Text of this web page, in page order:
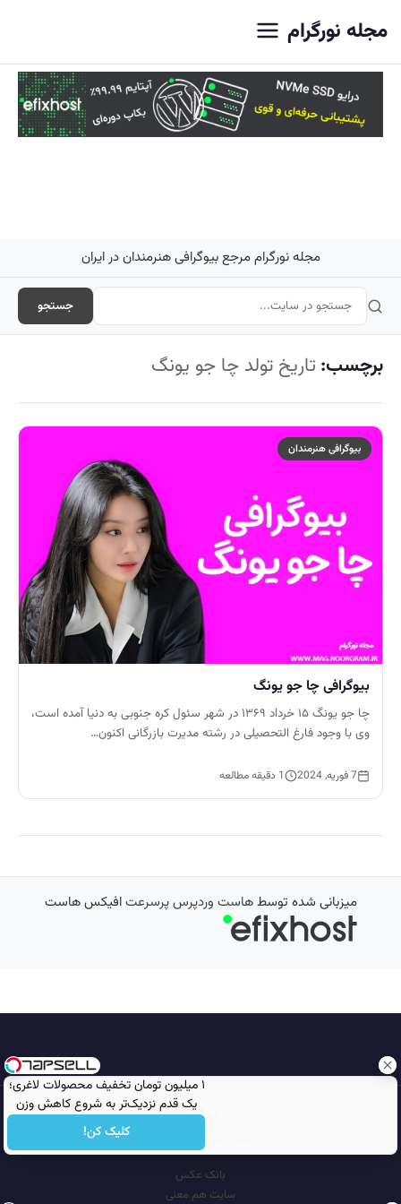
۱ میلیون تومان تخفیف محصولات لاغری؛
یک قدم نزدیک‌تر به شروع کاهش وزن
کلیک کن!
مجله نورگرام
مجله نورگرام مرجع بیوگرافی هنرمندان در ایران
جستجو
برچسب: تاریخ تولد چا جو یونگ
بیوگرافی هنرمندان
بیوگرافی چا جو یونگ
چا جو یونگ ۱۵ خرداد ۱۳۶۹ در شهر سئول کره جنوبی به دنیا آمده است،
وی با وجود فارغ التحصیلی در رشته مدیرت بازرگانی اکنون…
7 فوریه, 2024 1 دقیقه مطالعه
میزبانی شده توسطهاست وردپرس پرسرعتافیکس هاست
تمامی حقوق محفوظ است © 2026
مجله نورگرام
انجمن نورگرام
بانک عکس
سایت هم معنی